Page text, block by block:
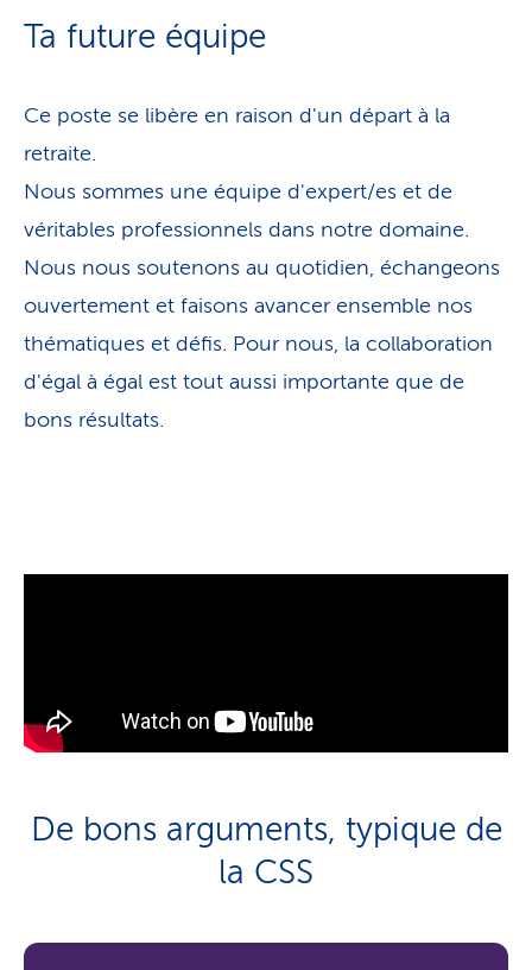
Ta future équipe
Ce poste se libère en raison d'un départ à la
retraite.
Nous sommes une équipe d'expert/es et de
véritables professionnels dans notre domaine.
Nous nous soutenons au quotidien, échangeons
ouvertement et faisons avancer ensemble nos
thématiques et défis. Pour nous, la collaboration
d'égal à égal est tout aussi importante que de
bons résultats.
De bons arguments, typique de
la CSS